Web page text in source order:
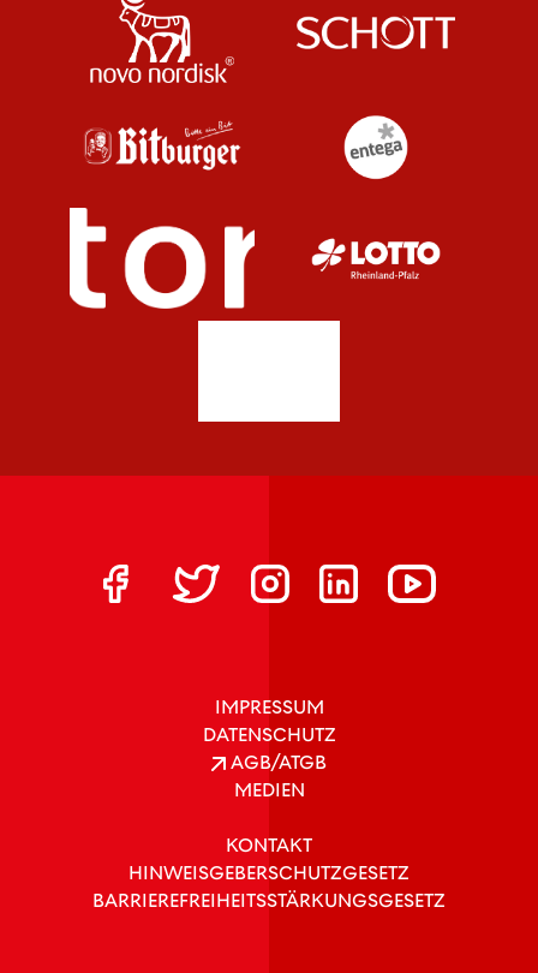
IMPRESSUM
DATENSCHUTZ
AGB/ATGB
MEDIEN
KONTAKT
HINWEISGEBERSCHUTZGESETZ
BARRIEREFREIHEITSSTÄRKUNGSGESETZ